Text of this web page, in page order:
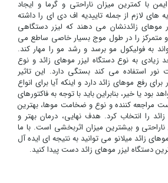
با کمترین میزان ناراحتی و گرما و ایجاد
های لازم از جمله تاییدیه اف دی ای را داشته
موهای زائدنشان می دهند که لیزر دستگاهی
متمرکز را در طول موج بسیار خاصی ساطع می
به فولیکول مو برسد و رشد مو را مهار کند.
زیادی به نوع دستگاه لیزر موهای زائد و نوع
نور استفاده می کند بستگی دارد. این تاثیر
رفع موهای زائد دارد و اینکه آیا برای انواع
یا خیر، بنابراین باید با توجه به فاکتورهای
مراجعه کننده و نوع و ضخامت موها، بهترین
را انتخاب کرد. هدف نهایی، درمان بهتر و
ناراحتی و بیشترین میزان اثربخشی است. با ما
زائد میلانو می توانید به نتیجه ای ایده آل
دستگاه لیزر موهای زائد دست پیدا کنید.